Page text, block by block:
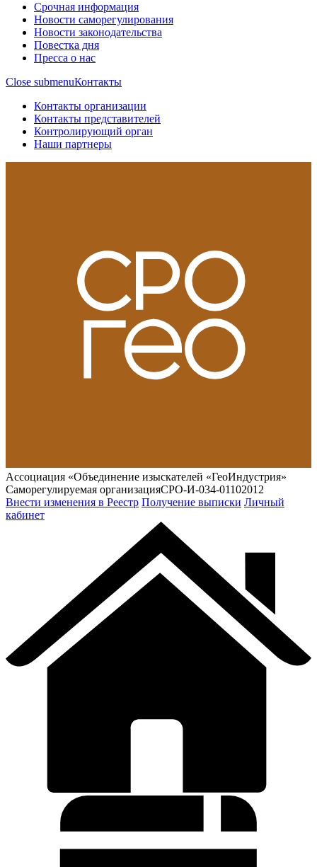
Срочная информация
Новости саморегулирования
Новости законодательства
Повестка дня
Пресса о нас
Close submenuКонтакты
Контакты организации
Контакты представителей
Контролирующий орган
Наши партнеры
Ассоциация «Объединение изыскателей «ГеоИндустрия»
Саморегулируемая организацияСРО-И-034-01102012
Внести изменения в Реестр Получение выписки Личный
кабинет